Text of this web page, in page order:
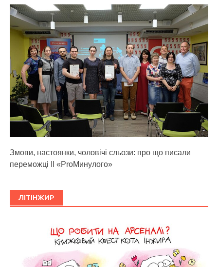
Змови, настоянки, чоловічі сльози: про що писали
переможці ІІ «ProМинулого»
ЛІТІНЖИР